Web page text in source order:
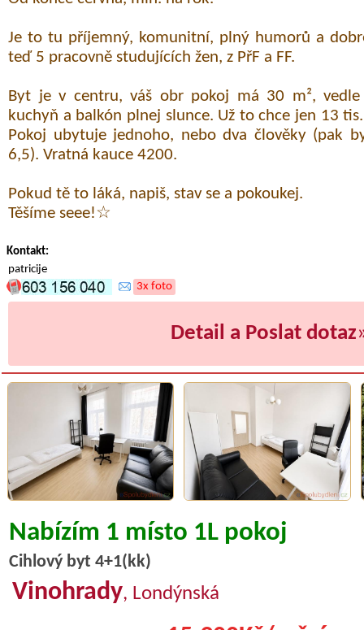
Je to tu příjemný, komunitní, plný humorů a
teď 5 pracovně studujících žen, z PřF a FF.
Byt je v centru, váš obr pokoj má 30 m², vedle
kuchyň a balkón plnej slunce. Už to chce jen 13
Pokoj ubytuje jednoho, nebo dva člověky (pak
6,5). Vratná kauce 4200.
Pokud tě to láká, napiš, stav se a pokoukej.
Těšíme seee!☆
Kontakt:
patricije
3x foto
Detail a Poslat dotaz
Nabízím 1 místo 1L pokoj
Cihlový byt 4+1(kk)
Vinohrady, Londýnská